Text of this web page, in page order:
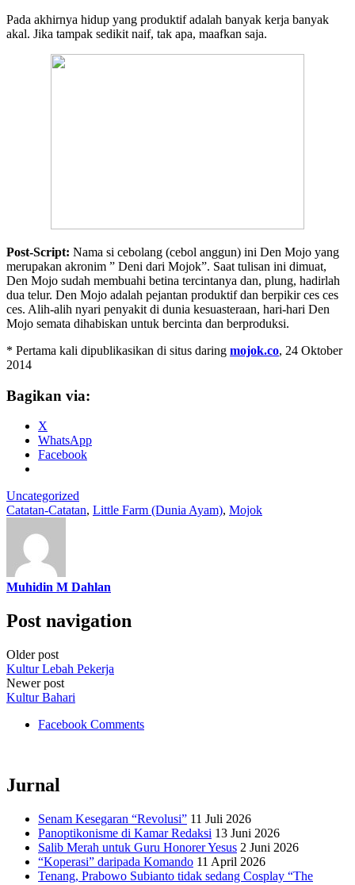
Pada akhirnya hidup yang produktif adalah banyak kerja banyak
akal. Jika tampak sedikit naif, tak apa, maafkan saja.
Post-Script: Nama si cebolang (cebol anggun) ini Den Mojo yang
merupakan akronim ” Deni dari Mojok”. Saat tulisan ini dimuat,
Den Mojo sudah membuahi betina tercintanya dan, plung, hadirlah
dua telur. Den Mojo adalah pejantan produktif dan berpikir ces ces
ces. Alih-alih nyari penyakit di dunia kesuasteraan, hari-hari Den
Mojo semata dihabiskan untuk bercinta dan berproduksi.
* Pertama kali dipublikasikan di situs daring mojok.co, 24 Oktober
2014
Bagikan via:
X
WhatsApp
Facebook
Uncategorized
Catatan-Catatan, Little Farm (Dunia Ayam), Mojok
Muhidin M Dahlan
Post navigation
Older post
Kultur Lebah Pekerja
Newer post
Kultur Bahari
Facebook Comments
Jurnal
Senam Kesegaran “Revolusi” 11 Juli 2026
Panoptikonisme di Kamar Redaksi 13 Juni 2026
Salib Merah untuk Guru Honorer Yesus 2 Juni 2026
“Koperasi” daripada Komando 11 April 2026
Tenang, Prabowo Subianto tidak sedang Cosplay “The